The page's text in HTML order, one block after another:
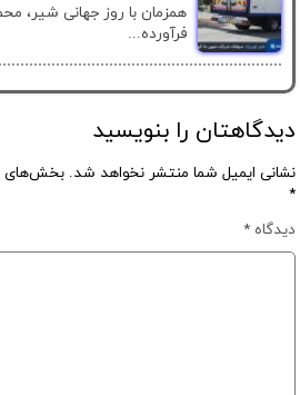
همزمان با روز جهانی شیر،
فرآورده...
دیدگاهتان را بنویسید
نشانی ایمیل شما منتشر نخواهد شد. بخش‌های
*
دیدگاه*